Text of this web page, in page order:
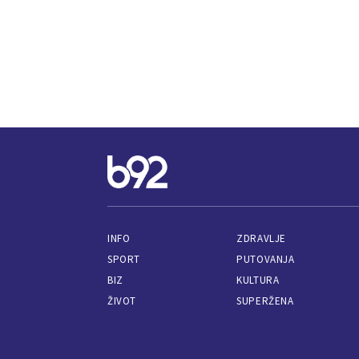
INFO
SPORT
BIZ
ŽIVOT
ZDRAVLJE
PUTOVANJA
KULTURA
SUPERŽENA